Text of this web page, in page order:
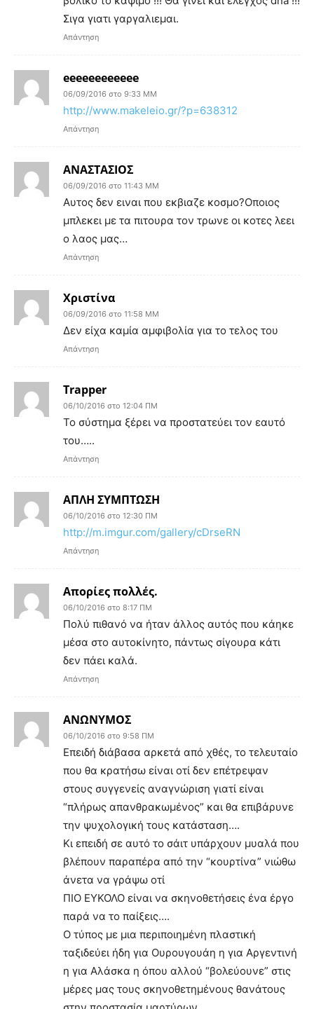
Σιγα γιατι γαργαλιεμαι.
Απάντηση
eeeeeeeeeeee
06/09/2016 στο 9:33 ΜΜ
http://www.makeleio.gr/?p=638312
Απάντηση
ΑΝΑΣΤΑΣΙΟΣ
06/09/2016 στο 11:43 ΜΜ
Αυτος δεν ειναι που εκβιαζε κοσμο?Οποιος
μπλεκει με τα πιτουρα τον τρωνε οι κοτες λεει
ο λαος μας…
Απάντηση
Χριστίνα
06/09/2016 στο 11:58 ΜΜ
Δεν είχα καμία αμφιβολία για το τελος του
Απάντηση
Trapper
06/10/2016 στο 12:04 ΠΜ
Το σύστημα ξέρει να προστατεύει τον εαυτό
του…..
Απάντηση
ΑΠΛΗ ΣΥΜΠΤΩΣΗ
06/10/2016 στο 12:30 ΠΜ
http://m.imgur.com/gallery/cDrseRN
Απάντηση
Απορίες πολλές.
06/10/2016 στο 8:17 ΠΜ
Πολύ πιθανό να ήταν άλλος αυτός που κάηκε
μέσα στο αυτοκίνητο, πάντως σίγουρα κάτι
δεν πάει καλά.
Απάντηση
ΑΝΩΝΥΜΟΣ
06/10/2016 στο 9:58 ΠΜ
Επειδή διάβασα αρκετά από χθές, το τελευταίο
που θα κρατήσω είναι οτί δεν επέτρεψαν
στους συγγενείς αναγνώριση γιατί είναι
“πλήρως απανθρακωμένος” και θα επιβάρυνε
την ψυχολογική τους κατάσταση….
Κι επειδή σε αυτό το σάιτ υπάρχουν μυαλά που
βλέπουν παραπέρα από την “κουρτίνα” νιώθω
άνετα να γράψω οτί
ΠΙΟ ΕΥΚΟΛΟ είναι να σκηνοθετήσεις ένα έργο
παρά να το παίξεις….
Ο τύπος με μια περιποιημένη πλαστική
ταξιδεύει ήδη για Ουρουγουάη η για Αργεντινή
η για Αλάσκα η όπου αλλού “βολεύουνε” στις
μέρες μας τους σκηνοθετημένους θανάτους